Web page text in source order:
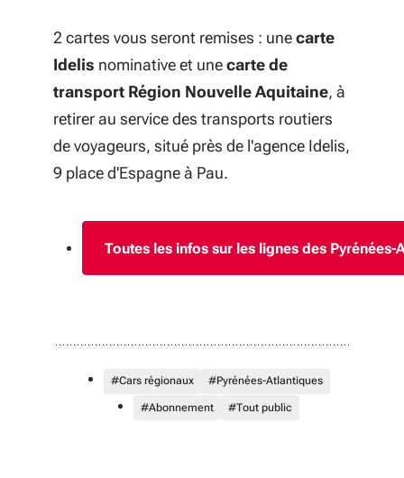
2 cartes vous seront remises : unecarte
Idelis nominative et unecarte de
transport Région Nouvelle Aquitaine, à
retirer au service des transports routiers
de voyageurs, situé près de l'agence Idelis,
9 place d'Espagne à Pau.
Toutes les infos sur les lignes des Pyrénées-
#Cars régionaux #Pyrénées-Atlantiques
#Abonnement #Tout public